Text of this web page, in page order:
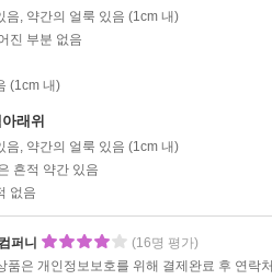
음, 약간의 얼룩 있음 (1cm 내)
진 부분 없음
(1cm 내)
래위
음, 약간의 얼룩 있음 (1cm 내)
흔적 약간 있음
없음
퍼니
(16명 평가)
품은 개인정보보호를 위해 결제완료 후 연락